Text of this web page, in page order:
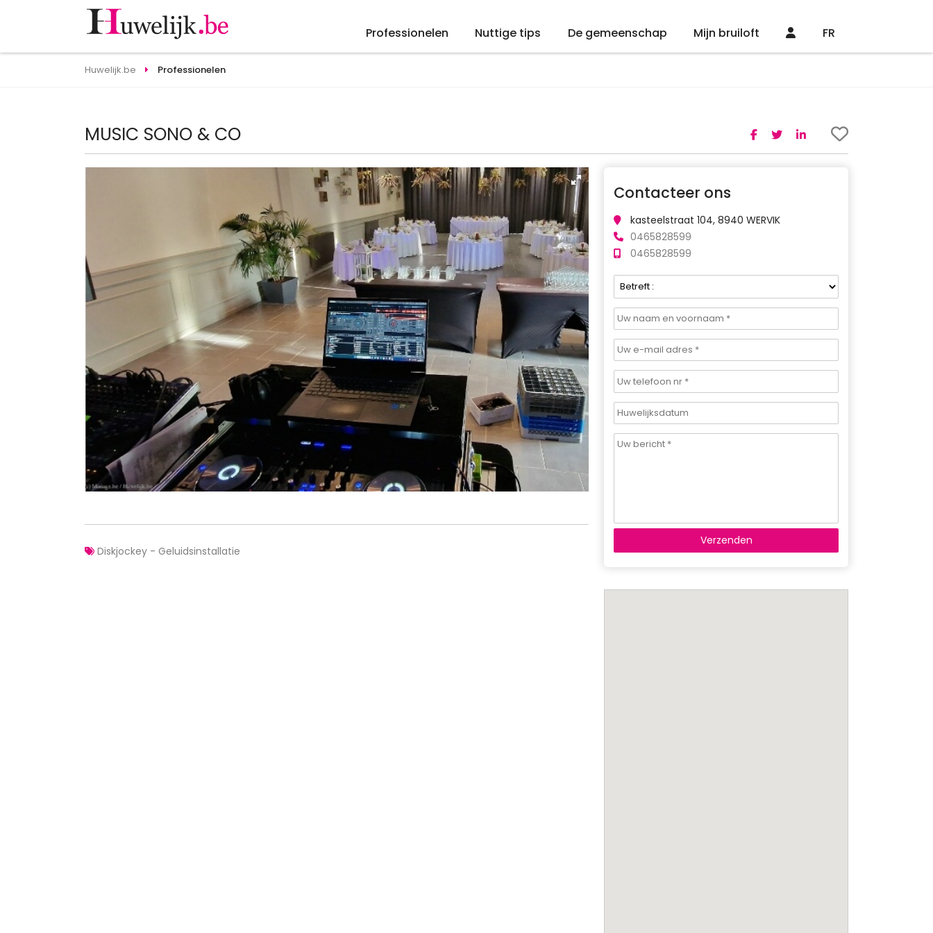
Professionelen Nuttige tips De gemeenschap Mijn bruiloft FR
Huwelijk.be Professionelen
MUSIC SONO & CO
Diskjockey - Geluidsinstallatie
Contacteer ons
kasteelstraat 104, 8940 WERVIK
0465828599
0465828599
Verzenden